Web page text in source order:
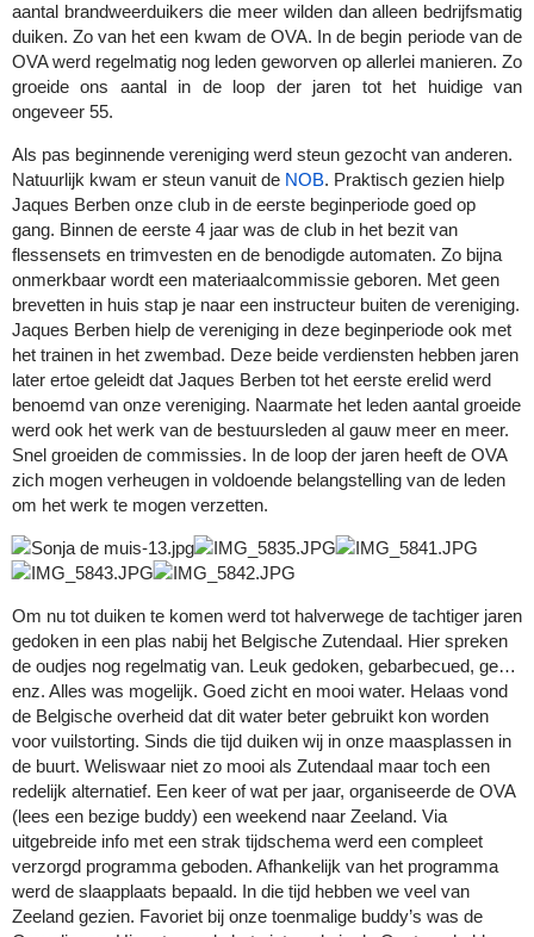
aantal brandweerduikers die meer wilden dan alleen bedrijfsmatig
duiken. Zo van het een kwam de OVA. In de begin periode van de
OVA werd regelmatig nog leden geworven op allerlei manieren. Zo
groeide ons aantal in de loop der jaren tot het huidige van
ongeveer 55.
Als pas beginnende vereniging werd steun gezocht van anderen.
Natuurlijk kwam er steun vanuit de NOB. Praktisch gezien hielp
Jaques Berben onze club in de eerste beginperiode goed op
gang. Binnen de eerste 4 jaar was de club in het bezit van
flessensets en trimvesten en de benodigde automaten. Zo bijna
onmerkbaar wordt een materiaalcommissie geboren. Met geen
brevetten in huis stap je naar een instructeur buiten de vereniging.
Jaques Berben hielp de vereniging in deze beginperiode ook met
het trainen in het zwembad. Deze beide verdiensten hebben jaren
later ertoe geleidt dat Jaques Berben tot het eerste erelid werd
benoemd van onze vereniging. Naarmate het leden aantal groeide
werd ook het werk van de bestuursleden al gauw meer en meer.
Snel groeiden de commissies. In de loop der jaren heeft de OVA
zich mogen verheugen in voldoende belangstelling van de leden
om het werk te mogen verzetten.
Om nu tot duiken te komen werd tot halverwege de tachtiger jaren
gedoken in een plas nabij het Belgische Zutendaal. Hier spreken
de oudjes nog regelmatig van. Leuk gedoken, gebarbecued, ge…
enz. Alles was mogelijk. Goed zicht en mooi water. Helaas vond
de Belgische overheid dat dit water beter gebruikt kon worden
voor vuilstorting. Sinds die tijd duiken wij in onze maasplassen in
de buurt. Weliswaar niet zo mooi als Zutendaal maar toch een
redelijk alternatief. Een keer of wat per jaar, organiseerde de OVA
(lees een bezige buddy) een weekend naar Zeeland. Via
uitgebreide info met een strak tijdschema werd een compleet
verzorgd programma geboden. Afhankelijk van het programma
werd de slaapplaats bepaald. In die tijd hebben we veel van
Zeeland gezien. Favoriet bij onze toenmalige buddy’s was de